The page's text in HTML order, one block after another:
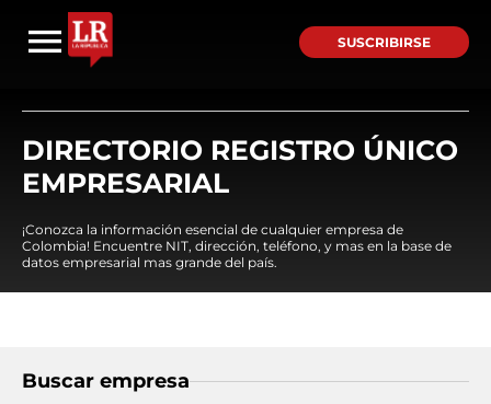
SUSCRIBIRSE
DIRECTORIO REGISTRO ÚNICO
EMPRESARIAL
¡Conozca la información esencial de cualquier empresa de
Colombia! Encuentre NIT, dirección, teléfono, y mas en la base de
datos empresarial mas grande del país.
Buscar empresa